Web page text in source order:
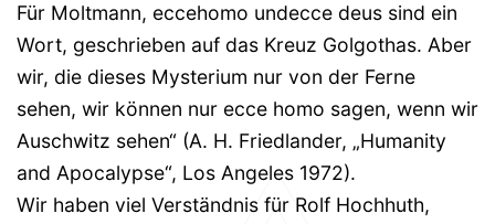
Für Moltmann, eccehomo undecce deus sind ein
Wort, geschrieben auf das Kreuz Golgothas. Aber
wir, die dieses Mysterium nur von der Ferne
sehen, wir können nur ecce homo sagen, wenn wir
Auschwitz sehen“ (A. H. Friedlander, „Humanity
and Apocalypse“, Los Angeles 1972).
Wir haben viel Verständnis für Rolf Hochhuth,